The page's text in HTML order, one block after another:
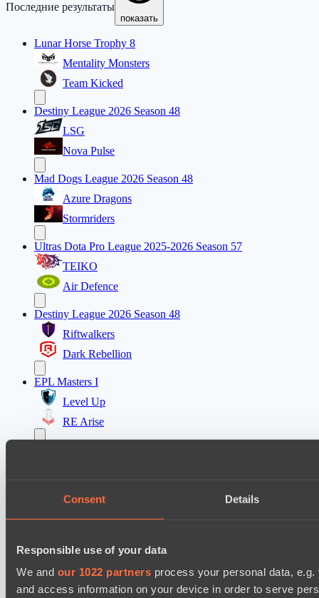
Consent Details
Responsible use of your data
We and our 1022 partners process your personal data,
and access information on your device in order to serve
Последние результаты
показать
Lunar Horse Trophy 8
Mentality Monsters
Team Kicked
Destiny League 2026 Season 48
LSG
Nova Pulse
Mad Dogs League 2026 Season 48
Azure Dragons
Stormriders
Ultras Dota Pro League 2025-2026 Season 57
TEIKO
Air Defence
Destiny League 2026 Season 48
Riftwalkers
Dark Rebellion
EPL Masters I
Level Up
RE Arise
Lunar Horse Trophy 8
Pandawa Lima